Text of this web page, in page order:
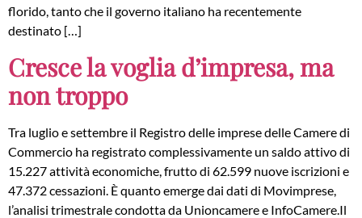
florido, tanto che il governo italiano ha recentemente
destinato […]
Cresce la voglia d’impresa, ma
non troppo
Tra luglio e settembre il Registro delle imprese delle Camere di
Commercio ha registrato complessivamente un saldo attivo di
15.227 attività economiche, frutto di 62.599 nuove iscrizioni e
47.372 cessazioni. È quanto emerge dai dati di Movimprese,
l’analisi trimestrale condotta da Unioncamere e InfoCamere.Il